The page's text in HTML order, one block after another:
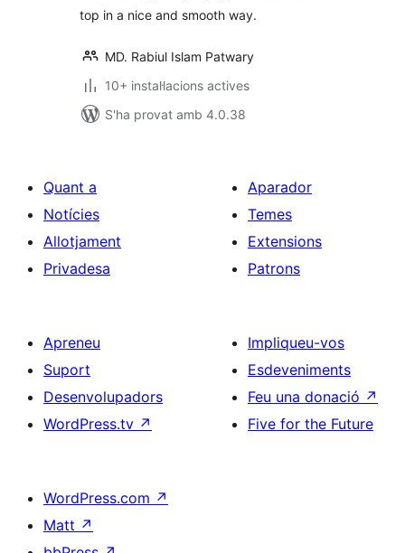
top in a nice and smooth way.
MD. Rabiul Islam Patwary
10+ instal·lacions actives
S'ha provat amb 4.0.38
Quant a
Notícies
Allotjament
Privadesa
Aparador
Temes
Extensions
Patrons
Apreneu
Suport
Desenvolupadors
WordPress.tv ↗
Impliqueu-vos
Esdeveniments
Feu una donació ↗
Five for the Future
WordPress.com ↗
Matt ↗